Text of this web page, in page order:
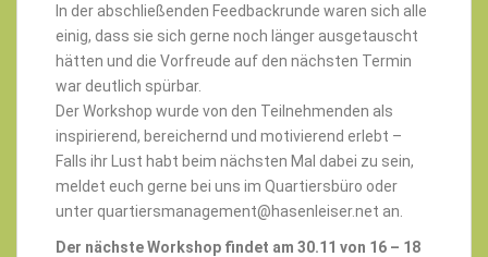
In der abschließenden Feedbackrunde waren sich alle
einig, dass sie sich gerne noch länger ausgetauscht
hätten und die Vorfreude auf den nächsten Termin
war deutlich spürbar.
Der Workshop wurde von den Teilnehmenden als
inspirierend, bereichernd und motivierend erlebt –
Falls ihr Lust habt beim nächsten Mal dabei zu sein,
meldet euch gerne bei uns im Quartiersbüro oder
unter quartiersmanagement@hasenleiser.net an.
Der nächste Workshop findet am 30.11 von 16 – 18